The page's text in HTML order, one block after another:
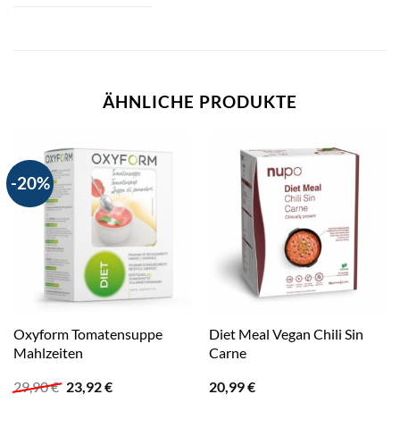
ÄHNLICHE PRODUKTE
-20%
Oxyform Tomatensuppe
Mahlzeiten
29,90€ Ursprünglicher
Preis
23,92€Aktueller
Diet Meal Vegan Chili Sin
Carne
20,99€